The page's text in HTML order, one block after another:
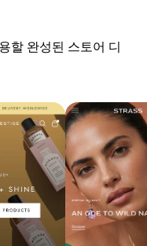
할 완성된 스토어 디